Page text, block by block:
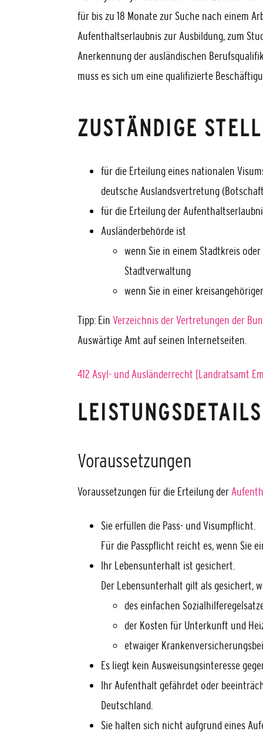
für bis zu 18 Monate zur Suche nach einem
Aufenthaltserlaubnis zur Ausbildung, zum
Anerkennung der ausländischen
muss es sich um eine qualifizierte
ZUSTÄNDIGE
für die Erteilung eines nationalen
deutsche Auslandsvertretung
für die Erteilung der
Ausländerbehörde ist
wenn Sie in einem Stadtkreis
Stadtverwaltung
wenn Sie in einer
Tipp: Ein Verzeichnis der Vertretungen der
Auswärtige Amt auf seinen Internetseiten.
412 Asyl- und Ausländerrecht [Landratsamt
LEISTUNGSDETAILS
Voraussetzungen
Voraussetzungen für die Erteilung der
Sie erfüllen die Pass- und Visumpflicht.
Für die Passpflicht reicht es, wenn Sie
Ihr Lebensunterhalt ist gesichert.
Der Lebensunterhalt gilt als gesichert,
des einfachen
der Kosten für Unterkunft und
etwaiger
Es liegt kein Ausweisungsinteresse
Ihr Aufenthalt gefährdet oder
Deutschland.
Sie halten sich nicht aufgrund eines